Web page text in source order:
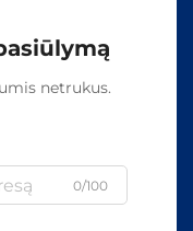
netrukus.
0/100